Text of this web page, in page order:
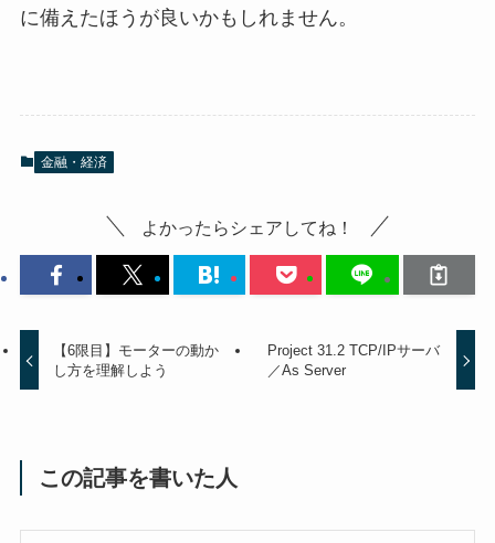
に備えたほうが良いかもしれません。
金融・経済
よかったらシェアしてね！
【6限目】モーターの動か
し方を理解しよう
Project 31.2 TCP/IPサーバ
／As Server
この記事を書いた人